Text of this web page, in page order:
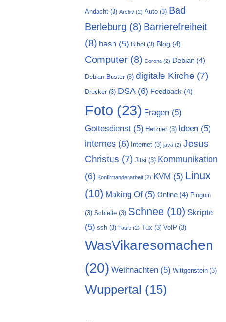
Andacht (3) Archiv (2) Auto (3) Bad
Berleburg (8) Barrierefreiheit
(8) bash (5) Bibel (3) Blog (4)
Computer (8) Corona (2) Debian (4)
Debian Buster (3) digitale Kirche (7)
Drucker (3) DSA(6) Feedback (4)
Foto (23) Fragen (5)
Gottesdienst (5) Hetzner (3) Ideen (5)
internes (6) Internet (3) java (2) Jesus
Christus (7) Jitsi (3) Kommunikation
(6) Konfirmandenarbeit (2) KVM (5) Linux
(10) Making Of (5) Online (4) Pinguin
(3) Schleife (3) Schnee (10) Skripte
(5) ssh (3) Taufe (2) Tux (3) VoIP (3)
WasVikaresomachen
(20) Weihnachten (5) Wittgenstein (3)
Wuppertal (15)